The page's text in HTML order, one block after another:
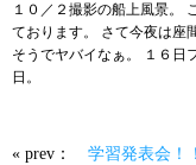
１０／２撮影の船上風景。
ております。 さて今夜は座
そうでヤバイなぁ。 １６日
日。
« prev： 学習発表会！！